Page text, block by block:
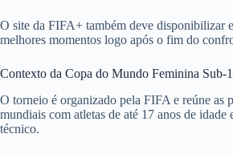
O site da FIFA+ também deve disponibilizar
melhores momentos logo após o fim do
Contexto da Copa do Mundo Feminina Sub-
O torneio é organizado pela FIFA e reúne as
mundiais com atletas de até 17 anos de
técnico.